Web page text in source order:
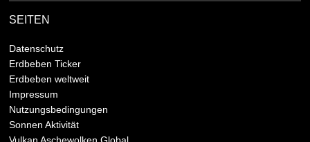
SEITEN
Datenschutz
Erdbeben Ticker
Erdbeben weltweit
Impressum
Nutzungsbedingungen
Sonnen Aktivität